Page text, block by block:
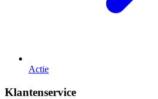
Actie
Klantenservice